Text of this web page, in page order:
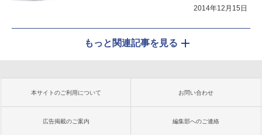
2014年12月15日
もっと関連記事を見る
本サイトのご利用について お問い合わせ
広告掲載のご案内 編集部へのご連絡